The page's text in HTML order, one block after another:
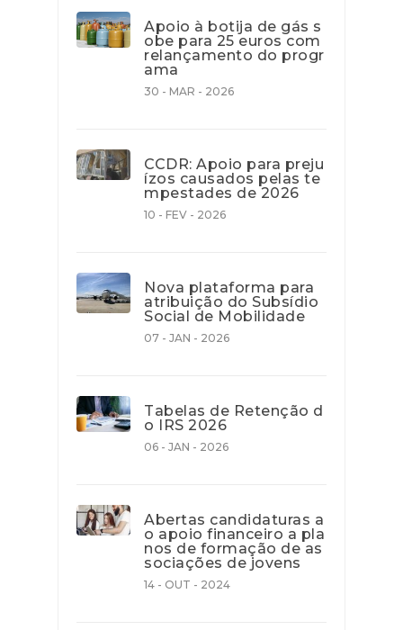
Apoio à botija de gás s
obe para 25 euros com
relançamento do progr
ama
30 - MAR - 2026
CCDR: Apoio para preju
ízos causados pelas te
mpestades de 2026
10 - FEV - 2026
Nova plataforma para
atribuição do Subsídio
Social de Mobilidade
07 - JAN - 2026
Tabelas de Retenção d
o IRS 2026
06 - JAN - 2026
Abertas candidaturas a
o apoio financeiro a pla
nos de formação de as
sociações de jovens
14 - OUT - 2024